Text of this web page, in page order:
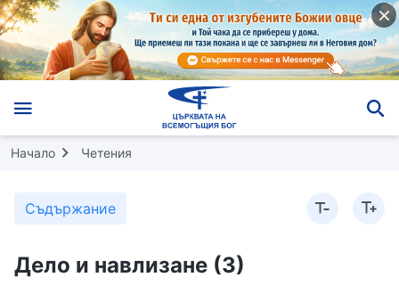
Начало Четения
Съдържание
Дело и навлизане (3)